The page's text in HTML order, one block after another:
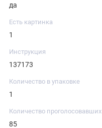
да
Есть картинка
1
Инструкция
137173
Количество в упаковке
1
Количество проголосовавших
85